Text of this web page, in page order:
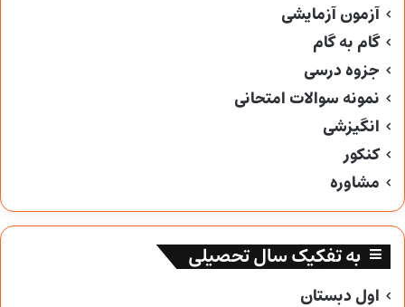
آزمون آزمایشی
گام به گام
جزوه درسی
نمونه سوالات امتحانی
انگیزشی
کنکور
مشاوره
به تفکیک سال تحصیلی
اول دبستان